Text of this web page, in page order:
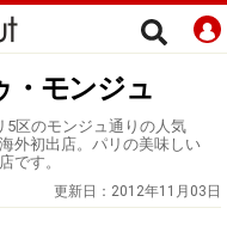
・モンジュ
5区のモンジュ通りの人気
外初出店。パリの美味しい
です。
更新日： 2012年11月03日